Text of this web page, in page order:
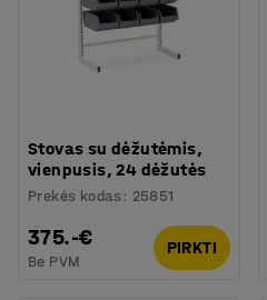
Stovas su dėžutėmis,
vienpusis, 24 dėžutės
Prekės kodas : 25851
375.-€
Be PVM
PIRKTI